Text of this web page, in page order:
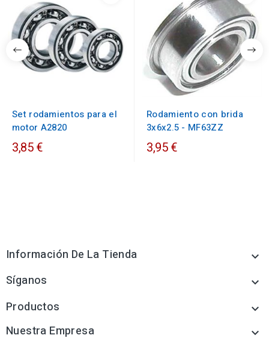
Set rodamientos para el
motor A2820
3,85 €
Rodamiento con brida
3x6x2.5 - MF63ZZ
3,95 €
Información De La Tienda 
Síganos 
Productos 
Nuestra Empresa 